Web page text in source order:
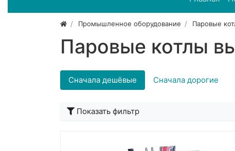
Промышленное оборудование Паровые
Паровые котлы
Сначала дешёвые Сначала дорогие
Показать фильтр